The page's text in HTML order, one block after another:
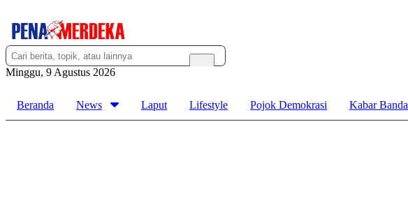
Minggu, 9 Agustus 2026
Beranda News Laput Lifestyle Pojok Demokrasi Kabar